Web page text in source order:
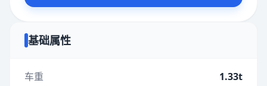
基础属性
车重 1.33t